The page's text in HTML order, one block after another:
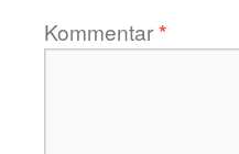
Kommentar*